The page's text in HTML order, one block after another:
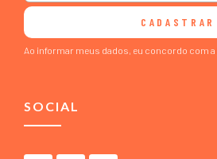
CADASTRAR
Ao informar meus dados, eu concordo com a
SOCIAL